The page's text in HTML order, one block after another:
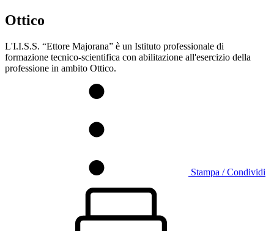
Ottico
L'I.I.S.S. “Ettore Majorana” è un Istituto professionale di
formazione tecnico-scientifica con abilitazione all'esercizio della
professione in ambito Ottico.
Stampa / Condividi